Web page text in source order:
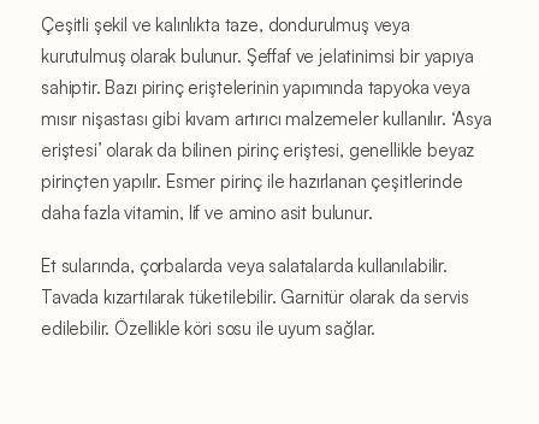
Çeşitli şekil ve kalınlıkta taze, dondurulmuş veya
kurutulmuş olarak bulunur. Şeffaf ve jelatinimsi bir yapıya
sahiptir. Bazı pirinç eriştelerinin yapımında tapyoka veya
mısır nişastası gibi kıvam artırıcı malzemeler kullanılır. ‘Asya
eriştesi’ olarak da bilinen pirinç eriştesi, genellikle beyaz
pirinçten yapılır. Esmer pirinç ile hazırlanan çeşitlerinde
daha fazla vitamin, lif ve amino asit bulunur.
Et sularında, çorbalarda veya salatalarda kullanılabilir.
Tavada kızartılarak tüketilebilir. Garnitür olarak da servis
edilebilir. Özellikle köri sosu ile uyum sağlar.